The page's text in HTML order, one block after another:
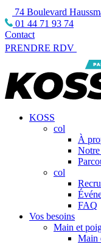
74 Boulevard
01 44 71 93 74
Contact
PRENDRE RDV
KOSS
col
À
Notre
col
FAQ
Vos besoins
Main et
Main